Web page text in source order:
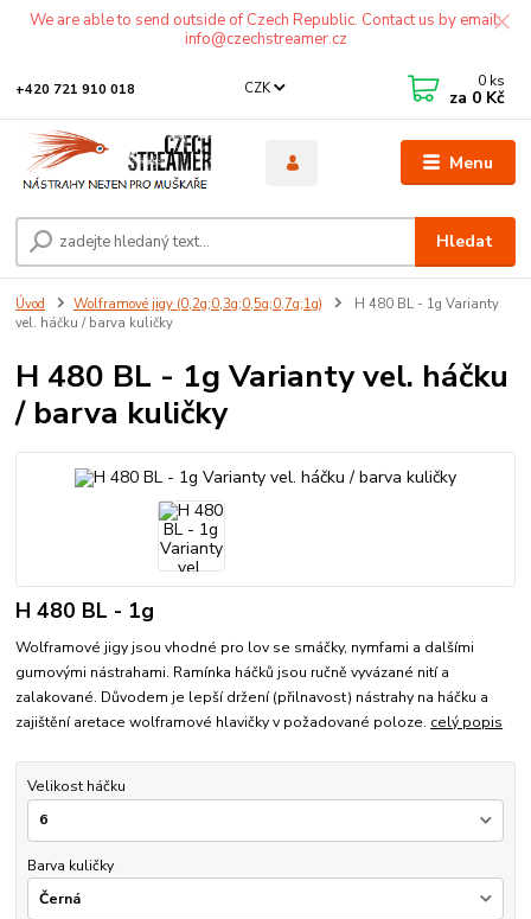
We are able to send outside of Czech Republic. Contact us by email:
info@czechstreamer.cz
Menu
CZK
Hledat
+420 721 910 018 0 ks
za 0 Kč
Úvod Wolframové jigy (0,2g;0,3g;0,5g;0,7g;1g)
H 480 BL - 1g Varianty
vel. háčku / barva kuličky
H 480 BL - 1g Varianty vel. háčku
/ barva kuličky
H 480 BL - 1g
Wolframové jigy jsou vhodné pro lov se smáčky, nymfami a dalšími
gumovými nástrahami. Ramínka háčků jsou ručně vyvázané nití a
zalakované. Důvodem je lepší držení (přilnavost) nástrahy na háčku a
zajištění aretace wolframové hlavičky v požadované poloze. celý popis
Velikost háčku
Barva kuličky